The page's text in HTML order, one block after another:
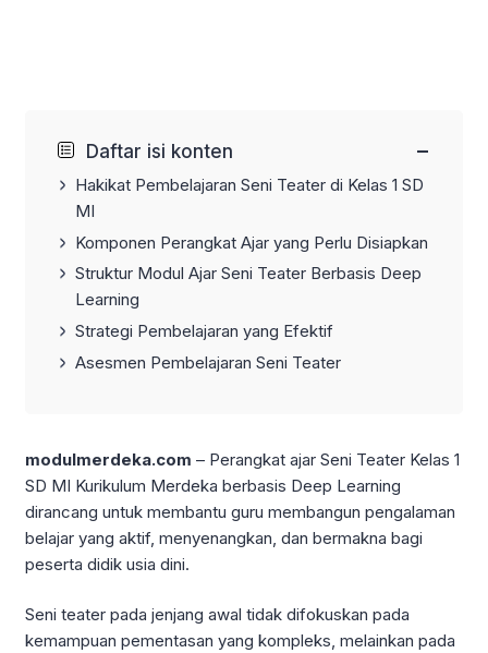
Daftar isi konten −
Hakikat Pembelajaran Seni Teater di Kelas 1 SD
MI
Komponen Perangkat Ajar yang Perlu Disiapkan
Struktur Modul Ajar Seni Teater Berbasis Deep
Learning
Strategi Pembelajaran yang Efektif
Asesmen Pembelajaran Seni Teater
modulmerdeka.com – Perangkat ajar Seni Teater Kelas 1
SD MI Kurikulum Merdeka berbasis Deep Learning
dirancang untuk membantu guru membangun pengalaman
belajar yang aktif, menyenangkan, dan bermakna bagi
peserta didik usia dini.
Seni teater pada jenjang awal tidak difokuskan pada
kemampuan pementasan yang kompleks, melainkan pada